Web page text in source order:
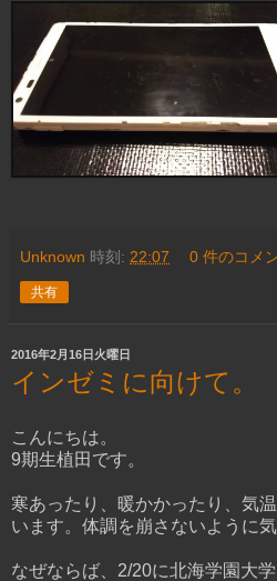
Unknown 時刻: 22:07 0 件のコメ
共有
2016年2月16日火曜日
インゼミに向けて。
こんにちは。
9期生植田です。
寒あったり、暖かかったり、気
います。体調を崩さないように
なぜならば、2/20に北海学園大